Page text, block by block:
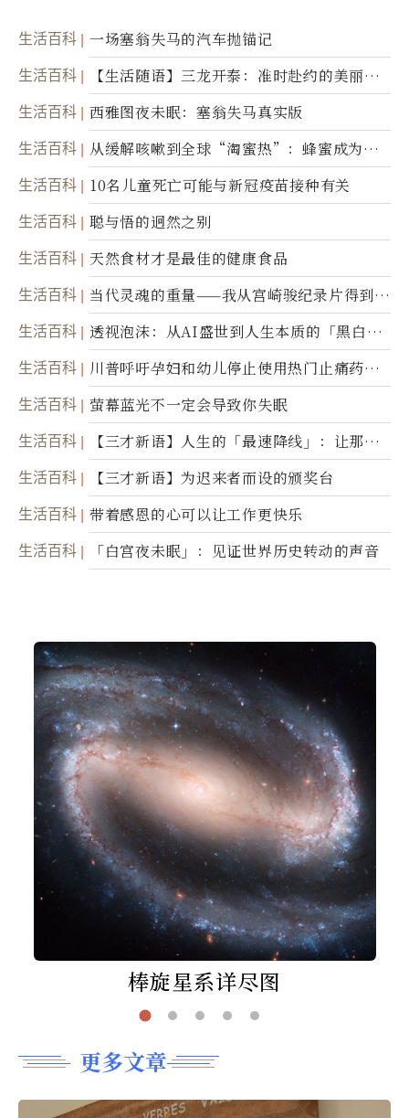
生活百科 一场塞翁失马的汽车抛锚记
生活百科
【生活随语】三龙开泰：准时赴约的美丽震
撼
生活百科 西雅图夜未眠：塞翁失马真实版
生活百科
从缓解咳嗽到全球“淘蜜热”：蜂蜜成为健
康产业前沿商品
生活百科 10名儿童死亡可能与新冠疫苗接种有关
生活百科 聪与悟的迥然之别
生活百科 天然食材才是最佳的健康食品
生活百科
当代灵魂的重量——我从宫崎骏纪录片得到的
省思
生活百科
透视泡沫：从AI盛世到人生本质的「黑白一
瞬」
生活百科
川普呼吁孕妇和幼儿停止使用热门止痛药泰
诺
生活百科 萤幕蓝光不一定会导致你失眠
生活百科
【三才新语】人生的「最速降线」：让那道
光，带你滑向自己
生活百科 【三才新语】为迟来者而设的颁奖台
生活百科 带着感恩的心可以让工作更快乐
生活百科 「白宫夜未眠」：见证世界历史转动的声音
棒旋星系详尽图
更多文章